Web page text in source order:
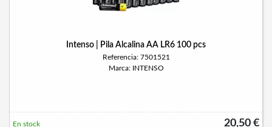
Intenso | Pila Alcalina AA LR6 100 pcs
Referencia: 7501521
Marca: INTENSO
20,50 €
En stock